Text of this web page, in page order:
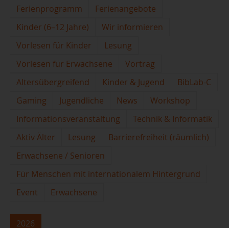
Ferienprogramm
Ferienangebote
Kinder (6–12 Jahre)
Wir informieren
Vorlesen für Kinder
Lesung
Vorlesen für Erwachsene
Vortrag
Altersübergreifend
Kinder & Jugend
BibLab-C
Gaming
Jugendliche News
Workshop
Informationsveranstaltung
Technik & Informatik
Aktiv Älter
Lesung
Barrierefreiheit (räumlich)
Erwachsene / Senioren
Für Menschen mit internationalem Hintergrund
Event
Erwachsene
2026